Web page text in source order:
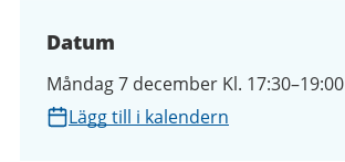
Datum
Måndag 7 december Kl. 17:30–19:00
Lägg till i kalendern